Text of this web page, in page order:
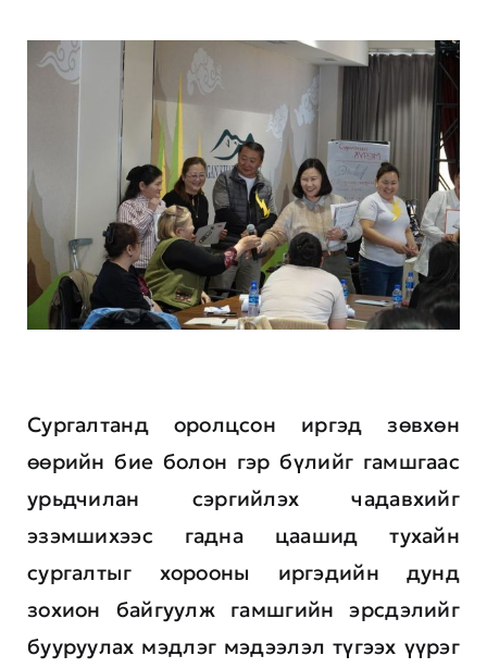
Сургалтанд оролцсон иргэд зөвхөн
өөрийн бие болон гэр бүлийг гамшгаас
урьдчилан сэргийлэх чадавхийг
эзэмшихээс гадна цаашид тухайн
сургалтыг хорооны иргэдийн дунд
зохион байгуулж гамшгийн эрсдэлийг
бууруулах мэдлэг мэдээлэл түгээх үүрэг